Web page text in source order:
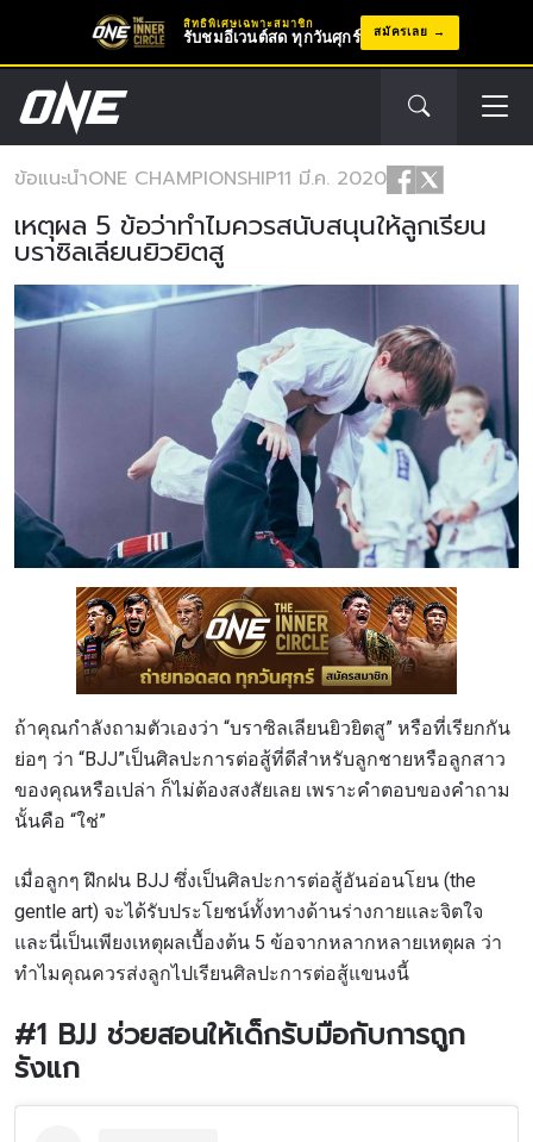
สิทธิพิเศษเฉพาะสมาชิก
รับชมอีเวนต์สด ทุกวันศุกร์ สมัครเลย
ข้อแนะนำONE CHAMPIONSHIP11 มี.ค. 2020
เหตุผล 5 ข้อว่าทำไมควรสนับสนุนให้ลูกเรียน
บราซิลเลียนยิวยิตสู
ถ้าคุณกำลังถามตัวเองว่า “บราซิลเลียนยิวยิตสู” หรือที่เรียกกัน
ย่อๆ ว่า “BJJ”เป็นศิลปะการต่อสู้ที่ดีสำหรับลูกชายหรือลูกสาว
ของคุณหรือเปล่า ก็ไม่ต้องสงสัยเลย เพราะคำตอบของคำถาม
นั้นคือ “ใช่”
เมื่อลูกๆ ฝึกฝน BJJ ซึ่งเป็นศิลปะการต่อสู้อันอ่อนโยน (the
gentle art) จะได้รับประโยชน์ทั้งทางด้านร่างกายและจิตใจ
และนี่เป็นเพียงเหตุผลเบื้องต้น 5 ข้อจากหลากหลายเหตุผล ว่า
ทำไมคุณควรส่งลูกไปเรียนศิลปะการต่อสู้แขนงนี้
#1 BJJ ช่วยสอนให้เด็กรับมือกับการถูก
รังแก